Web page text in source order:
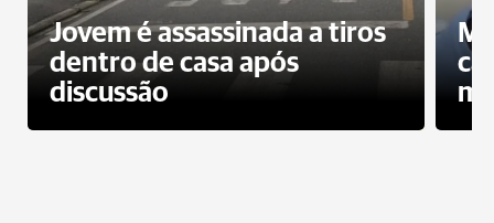
Jovem é assassinada a tiros
dentro de casa após
discussão